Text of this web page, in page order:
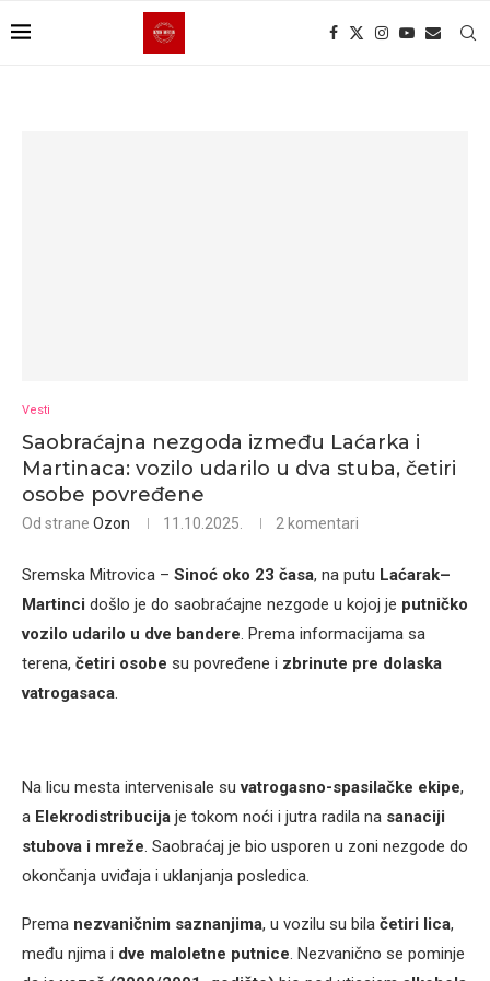
Vesti
Saobraćajna nezgoda između Laćarka i
Martinaca: vozilo udarilo u dva stuba, četiri
osobe povređene
Od strane Ozon 11.10.2025. 2 komentari
Sremska Mitrovica – Sinoć oko 23 časa, na putu Laćarak–
Martinci došlo je do saobraćajne nezgode u kojoj je putničko
vozilo udarilo u dve bandere. Prema informacijama sa
terena, četiri osobe su povređene i zbrinute pre dolaska
vatrogasaca.
Na licu mesta intervenisale suvatrogasno-spasilačke ekipe,
a Elekrodistribucija je tokom noći i jutra radila na sanaciji
stubova i mreže. Saobraćaj je bio usporen u zoni nezgode do
okončanja uviđaja i uklanjanja posledica.
Prema nezvaničnim saznanjima, u vozilu su bila četiri lica,
među njima i dve maloletne putnice. Nezvanično se pominje